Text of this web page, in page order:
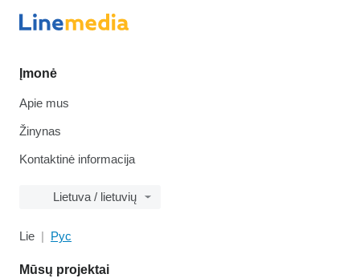
Įmonė
Apie mus
Žinynas
Kontaktinė informacija
Lietuva / lietuvių
Lie Рус
Mūsų projektai